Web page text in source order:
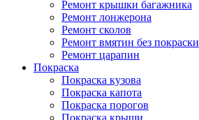
Ремонт крышки багажника
Ремонт лонжерона
Ремонт сколов
Ремонт вмятин без покраски
Ремонт царапин
Покраска
Покраска кузова
Покраска капота
Покраска порогов